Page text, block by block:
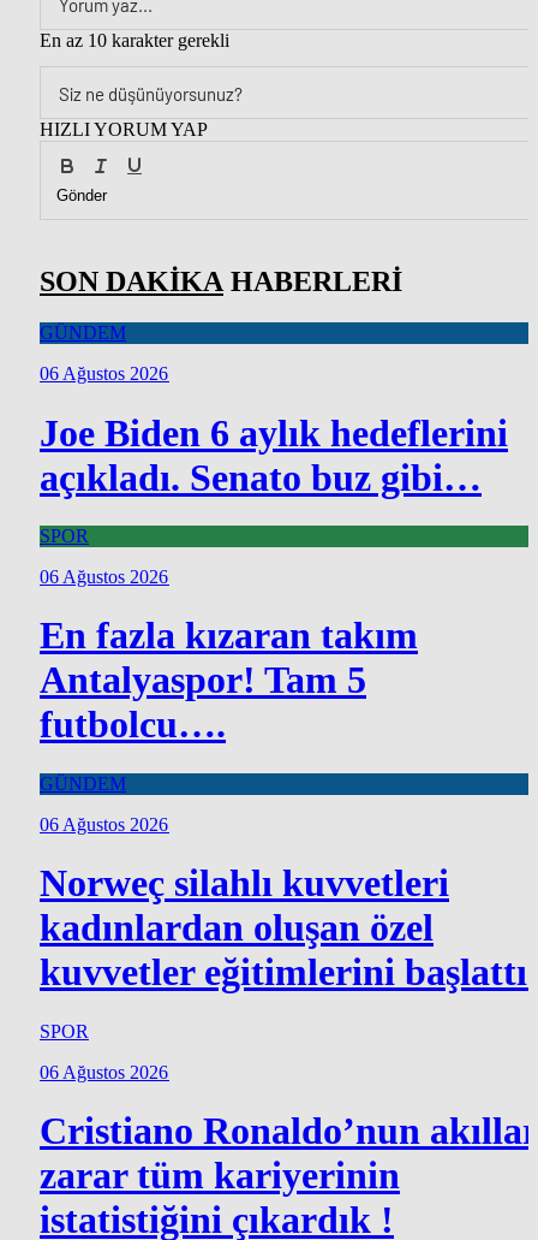
En az 10 karakter gerekli
HIZLI YORUM YAP
Gönder
SON DAKİKA HABERLERİ
GÜNDEM
06 Ağustos 2026
Joe Biden 6 aylık hedeflerini
açıkladı. Senato buz gibi…
SPOR
06 Ağustos 2026
En fazla kızaran takım
Antalyaspor! Tam 5
futbolcu….
GÜNDEM
06 Ağustos 2026
Norweç silahlı kuvvetleri
kadınlardan oluşan özel
kuvvetler eğitimlerini başlattı.
SPOR
06 Ağustos 2026
Cristiano Ronaldo’nun
zarar tüm kariyerinin
istatistiğini çıkardık !